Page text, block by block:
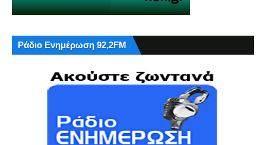
Ράδιο Ενημέρωση 92,2FM